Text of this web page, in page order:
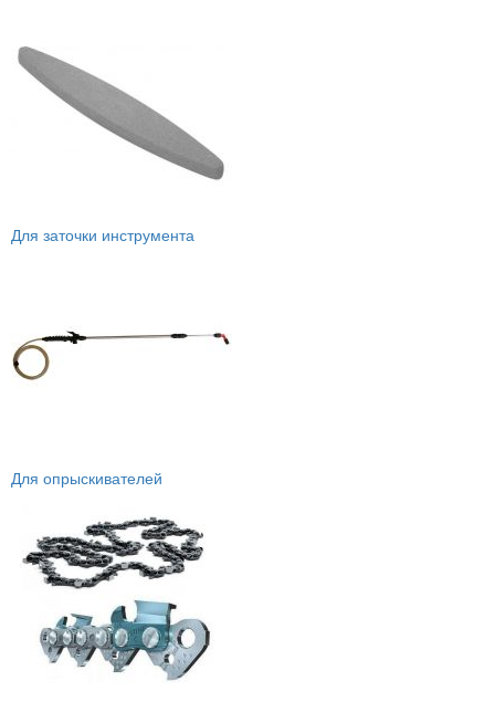
Для заточки инструмента
Для опрыскивателей